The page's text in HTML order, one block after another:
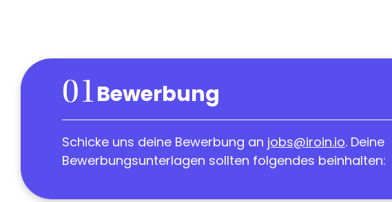
01Bewerbung
Schicke uns deine Bewerbung an jobs@iroin.io. Deine
Bewerbungsunterlagen sollten folgendes beinhalten: